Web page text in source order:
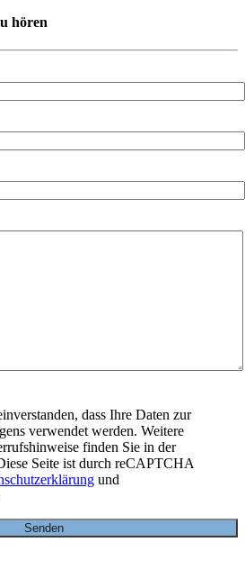
hören
dass Ihre Daten zur
verwendet werden. Weitere
finden Sie in der
Seite ist durch reCAPTCHA
und